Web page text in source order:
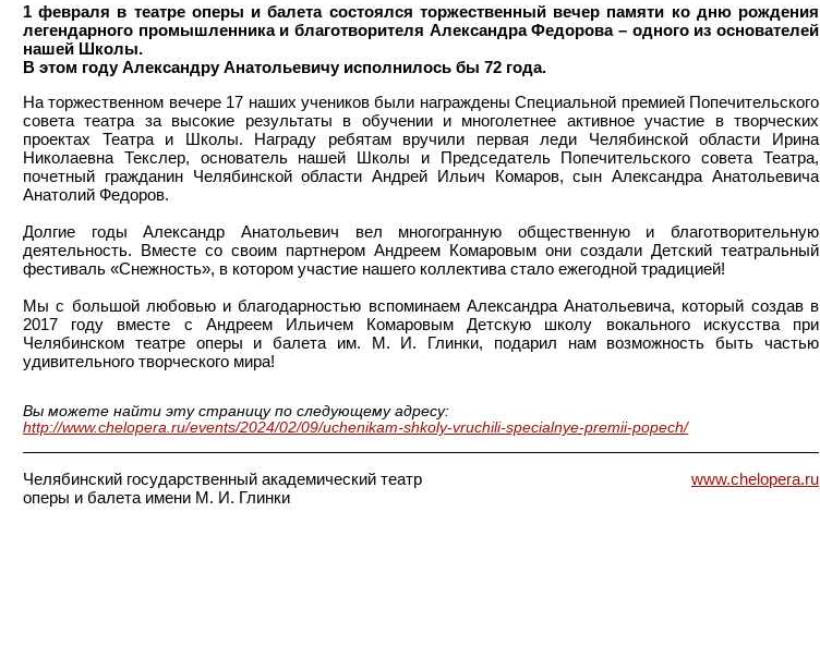
1 февраля в театре оперы и балета состоялся торжественный вечер памяти ко дню рождения
легендарного промышленника и благотворителя Александра Федорова – одного из основателей
нашей Школы.
В этом году Александру Анатольевичу исполнилось бы 72 года.
На торжественном вечере 17 наших учеников были награждены Специальной премией Попечительского
совета театра за высокие результаты в обучении и многолетнее активное участие в творческих
проектах Театра и Школы. Награду ребятам вручили первая леди Челябинской области Ирина
Николаевна Текслер, основатель нашей Школы и Председатель Попечительского совета Театра,
почетный гражданин Челябинской области Андрей Ильич Комаров, сын Александра Анатольевича
Анатолий Федоров.
Долгие годы Александр Анатольевич вел многогранную общественную и благотворительную
деятельность. Вместе со своим партнером Андреем Комаровым они создали Детский театральный
фестиваль «Снежность», в котором участие нашего коллектива стало ежегодной традицией!
Мы с большой любовью и благодарностью вспоминаем Александра Анатольевича, который создав в
2017 году вместе с Андреем Ильичем Комаровым Детскую школу вокального искусства при
Челябинском театре оперы и балета им. М. И. Глинки, подарил нам возможность быть частью
удивительного творческого мира!
Вы можете найти эту страницу по следующему адресу:
http://www.chelopera.ru/events/2024/02/09/uchenikam-shkoly-vruchili-specialnye-premii-popech/
www.chelopera.ru
Челябинский государственный академический театр
оперы и балета имени М. И. Глинки